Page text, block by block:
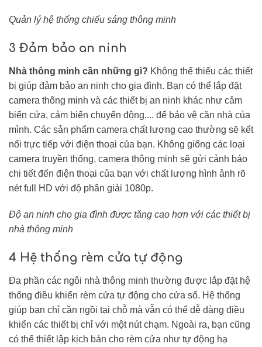
Quản lý hệ thống chiếu sáng thông minh
3 Đảm bảo an ninh
Nhà thông minh cần những gì? Không thể thiếu các thiết
bị giúp đảm bảo an ninh cho gia đình. Bạn có thể lắp đặt
camera thông minh và các thiết bị an ninh khác như cảm
biến cửa, cảm biến chuyển động,... để bảo vệ căn nhà của
mình. Các sản phẩm camera chất lượng cao thường sẽ kết
nối trực tiếp với điện thoại của bạn. Không giống các loại
camera truyền thống, camera thông minh sẽ gửi cảnh báo
chi tiết đến điện thoại của bạn với chất lượng hình ảnh rõ
nét full HD với độ phân giải 1080p.
Độ an ninh cho gia đình được tăng cao hơn với các thiết bị
nhà thông minh
4 Hệ thống rèm cửa tự động
Đa phần các ngôi nhà thông minh thường được lắp đặt hệ
thống điều khiển rèm cửa tự động cho cửa sổ. Hệ thống
giúp bạn chỉ cần ngồi tại chỗ mà vẫn có thể dễ dàng điều
khiển các thiết bị chỉ với một nút chạm. Ngoài ra, bạn cũng
có thể thiết lập kịch bản cho rèm cửa như tự động hạ